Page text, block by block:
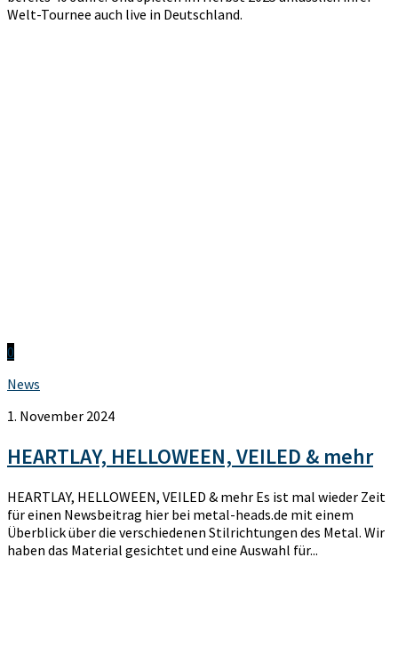
Welt-Tournee auch live in Deutschland.
0
News
1. November 2024
HEARTLAY, HELLOWEEN, VEILED & mehr
HEARTLAY, HELLOWEEN, VEILED & mehr Es ist mal wieder Zeit
für einen Newsbeitrag hier bei metal-heads.de mit einem
Überblick über die verschiedenen Stilrichtungen des Metal. Wir
haben das Material gesichtet und eine Auswahl für...